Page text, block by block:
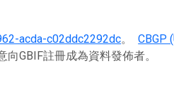
acda-c02ddc2292dc。CBGP
向GBIF註冊成為資料發佈者。